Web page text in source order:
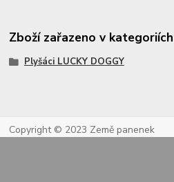
Zboží zařazeno v kategoriích
Plyšáci LUCKY DOGGY
Copyright © 2023 Země panenek